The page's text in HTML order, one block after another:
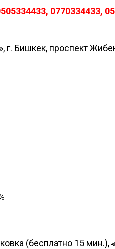
0770334433,
г. Бишкек, проспект
(бесплатно 15 мин.),